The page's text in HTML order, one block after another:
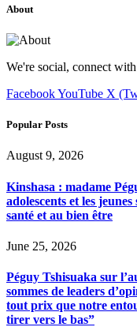
About
We're social, connect
FacebookYouTube X
Popular Posts
August 9, 2026
Kinshasa : madame
adolescents et les
santé et au bien être
June 25, 2026
Péguy Tshisuaka sur
sommes de leaders
tout prix que notre
tirer vers le bas”